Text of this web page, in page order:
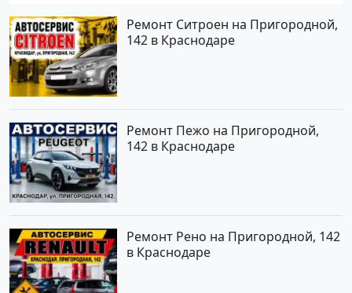
Ремонт Ситроен на Пригородной,
142 в Краснодаре
Ремонт Пежо на Пригородной,
142 в Краснодаре
Ремонт Рено на Пригородной, 142
в Краснодаре